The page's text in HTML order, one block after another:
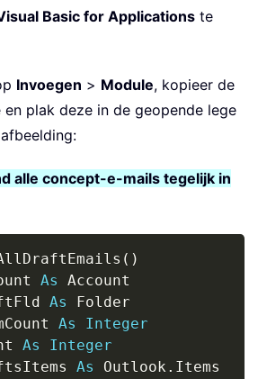
Basic for Applications te
Invoegen > Module, kopieer de
plak deze in de geopende lege
alle concept-e-mails tegelijk in
( )
As
As
As
Integer
As
Integer
As Outlook .